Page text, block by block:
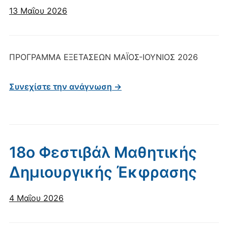
13 Μαΐου 2026
ΠΡΟΓΡΑΜΜΑ ΕΞΕΤΑΣΕΩΝ ΜΑΪΟΣ-ΙΟΥΝΙΟΣ 2026
Συνεχίστε την ανάγνωση →
18ο Φεστιβάλ Μαθητικής
Δημιουργικής Έκφρασης
4 Μαΐου 2026